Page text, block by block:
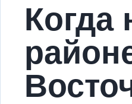
Когда